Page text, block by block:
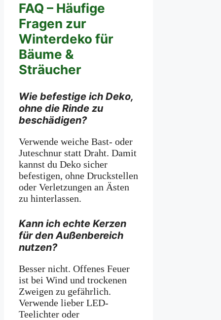
FAQ – Häufige
Fragen zur
Winterdeko für
Bäume &
Sträucher
Wie befestige ich Deko,
ohne die Rinde zu
beschädigen?
Verwende weiche Bast- oder
Juteschnur statt Draht. Damit
kannst du Deko sicher
befestigen, ohne Druckstellen
oder Verletzungen an Ästen
zu hinterlassen.
Kann ich echte Kerzen
für den Außenbereich
nutzen?
Besser nicht. Offenes Feuer
ist bei Wind und trockenen
Zweigen zu gefährlich.
Verwende lieber LED-
Teelichter oder